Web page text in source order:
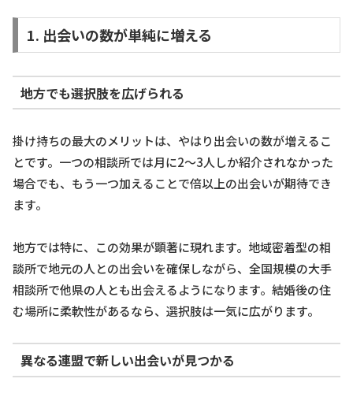
1. 出会いの数が単純に増える
地方でも選択肢を広げられる
掛け持ちの最大のメリットは、やはり出会いの数が増えるこ
とです。一つの相談所では月に2～3人しか紹介されなかった
場合でも、もう一つ加えることで倍以上の出会いが期待でき
ます。
地方では特に、この効果が顕著に現れます。地域密着型の相
談所で地元の人との出会いを確保しながら、全国規模の大手
相談所で他県の人とも出会えるようになります。結婚後の住
む場所に柔軟性があるなら、選択肢は一気に広がります。
異なる連盟で新しい出会いが見つかる